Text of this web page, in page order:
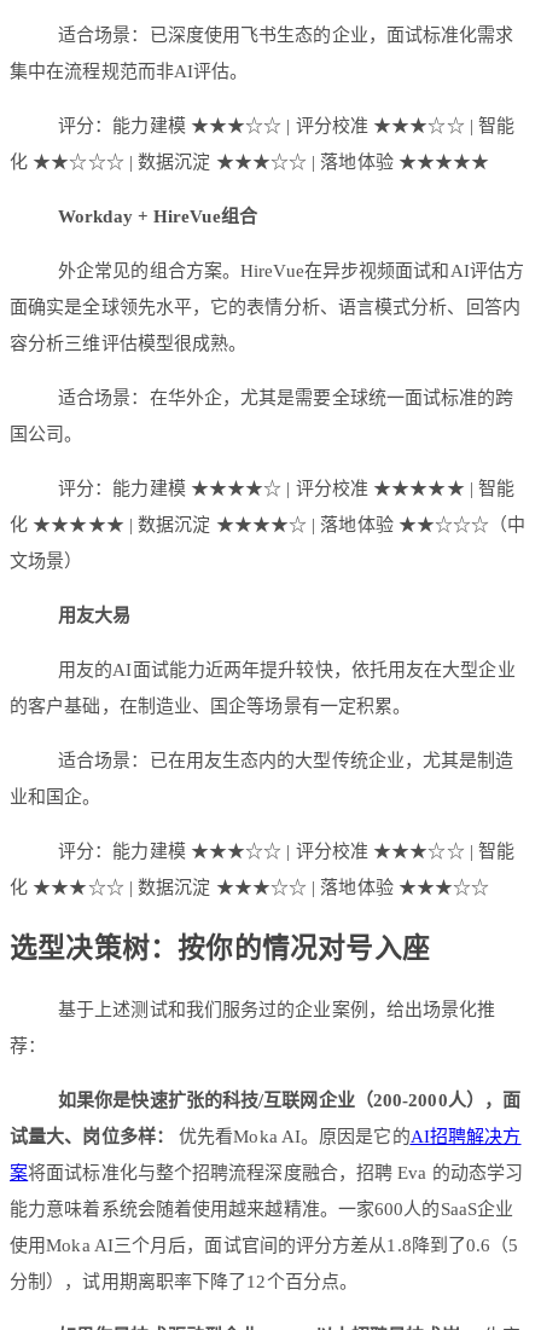
适合场景：已深度使用飞书生态的企业，面试标准化需求
集中在流程规范而非AI评估。
评分：能力建模 ★★★☆☆ | 评分校准 ★★★☆☆ | 智能
化 ★★☆☆☆ | 数据沉淀 ★★★☆☆ | 落地体验 ★★★★★
Workday + HireVue组合
外企常见的组合方案。HireVue在异步视频面试和AI评估方
面确实是全球领先水平，它的表情分析、语言模式分析、回答内
容分析三维评估模型很成熟。
适合场景：在华外企，尤其是需要全球统一面试标准的跨
国公司。
评分：能力建模 ★★★★☆ | 评分校准 ★★★★★ | 智能
化 ★★★★★ | 数据沉淀 ★★★★☆ | 落地体验 ★★☆☆☆（中
文场景）
用友大易
用友的AI面试能力近两年提升较快，依托用友在大型企业
的客户基础，在制造业、国企等场景有一定积累。
适合场景：已在用友生态内的大型传统企业，尤其是制造
业和国企。
评分：能力建模 ★★★☆☆ | 评分校准 ★★★☆☆ | 智能
化 ★★★☆☆ | 数据沉淀 ★★★☆☆ | 落地体验 ★★★☆☆
选型决策树：按你的情况对号入座
基于上述测试和我们服务过的企业案例，给出场景化推
荐：
如果你是快速扩张的科技/互联网企业（200-2000人），面
试量大、岗位多样：
优先看Moka AI。原因是它的AI招聘解决方
案将面试标准化与整个招聘流程深度融合，招聘 Eva 的动态学习
能力意味着系统会随着使用越来越精准。一家600人的SaaS企业
使用Moka AI三个月后，面试官间的评分方差从1.8降到了0.6（5
分制），试用期离职率下降了12个百分点。